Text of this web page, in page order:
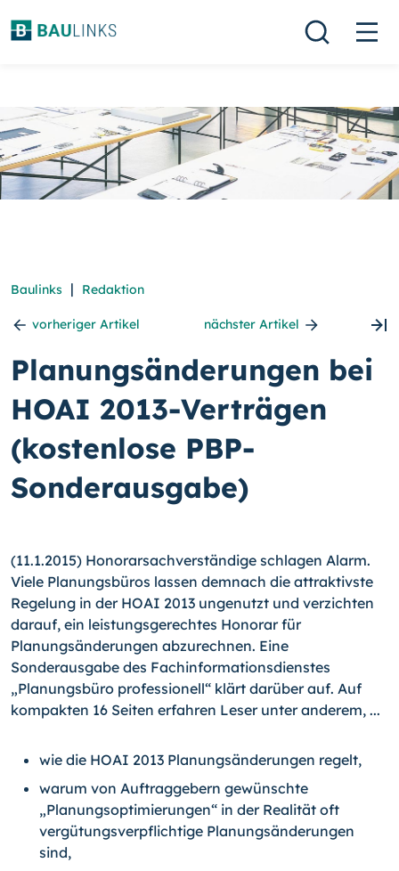
Baulinks | Redaktion
vorheriger Artikel nächster Artikel
Planungsänderungen bei
HOAI 2013-Verträgen
(kostenlose PBP-
Sonderausgabe)
(11.1.2015) Honorarsachverständige schlagen Alarm.
Viele Planungsbüros lassen dem­nach die attraktivste
Regelung in der HOAI 2013 ungenutzt und verzichten
darauf, ein leistungsgerechtes Honorar für
Planungsänderungen abzurechnen. Eine
Sonderausga­be des Fachinformationsdienstes
„Planungsbüro professionell“ klärt darüber auf. Auf
kompakten 16 Seiten erfahren Leser unter anderem, ...
wie die HOAI 2013 Planungsänderungen regelt,
warum von Auftraggebern gewünschte
„Planungsoptimierungen“ in der Realität oft
vergütungsverpflichtige Planungsänderungen
sind,